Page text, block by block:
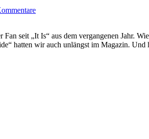
seit „It Is“ aus dem vergangenen Jahr.
hatten wir auch unlängst im Magazin.